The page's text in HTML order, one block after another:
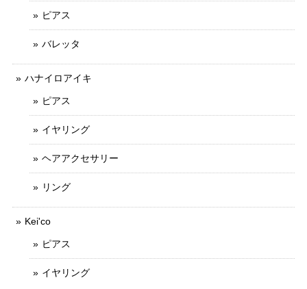
ピアス
バレッタ
ハナイロアイキ
ピアス
イヤリング
ヘアアクセサリー
リング
Kei'co
ピアス
イヤリング